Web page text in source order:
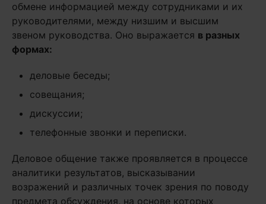
обмене информацией между сотрудниками и их
руководителями, между низшим и высшим
звеном руководства. Оно выражается в разных
формах:
деловые беседы;
совещания;
дискуссии;
телефонные звонки и переписки.
Деловое общение также проявляется в процессе
аналитики результатов, высказывании
возражений и различных точек зрения по поводу
предмета обсуждения, на основе которых